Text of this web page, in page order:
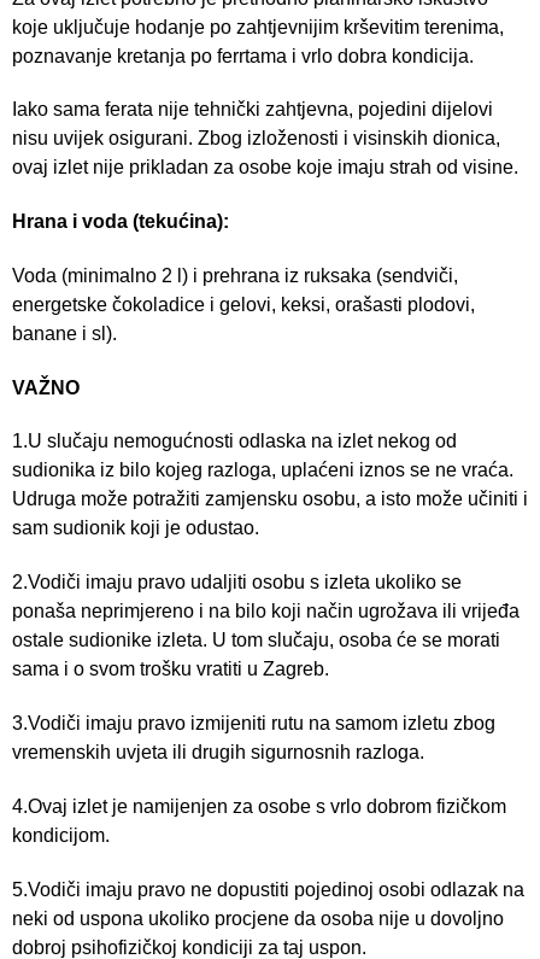
koje uključuje hodanje po zahtjevnijim krševitim terenima,
poznavanje kretanja po ferrtama i vrlo dobra kondicija.
Iako sama ferata nije tehnički zahtjevna, pojedini dijelovi
nisu uvijek osigurani. Zbog izloženosti i visinskih dionica,
ovaj izlet nije prikladan za osobe koje imaju strah od visine.
Hrana i voda (tekućina):
Voda (minimalno 2 l) i prehrana iz ruksaka (sendviči,
energetske čokoladice i gelovi, keksi, orašasti plodovi,
banane i sl).
VAŽNO
1.U slučaju nemogućnosti odlaska na izlet nekog od
sudionika iz bilo kojeg razloga, uplaćeni iznos se ne vraća.
Udruga može potražiti zamjensku osobu, a isto može učiniti i
sam sudionik koji je odustao.
2.Vodiči imaju pravo udaljiti osobu s izleta ukoliko se
ponaša neprimjereno i na bilo koji način ugrožava ili vrijeđa
ostale sudionike izleta. U tom slučaju, osoba će se morati
sama i o svom trošku vratiti u Zagreb.
3.Vodiči imaju pravo izmijeniti rutu na samom izletu zbog
vremenskih uvjeta ili drugih sigurnosnih razloga.
4.Ovaj izlet je namijenjen za osobe s vrlo dobrom fizičkom
kondicijom.
5.Vodiči imaju pravo ne dopustiti pojedinoj osobi odlazak na
neki od uspona ukoliko procjene da osoba nije u dovoljno
dobroj psihofizičkoj kondiciji za taj uspon.